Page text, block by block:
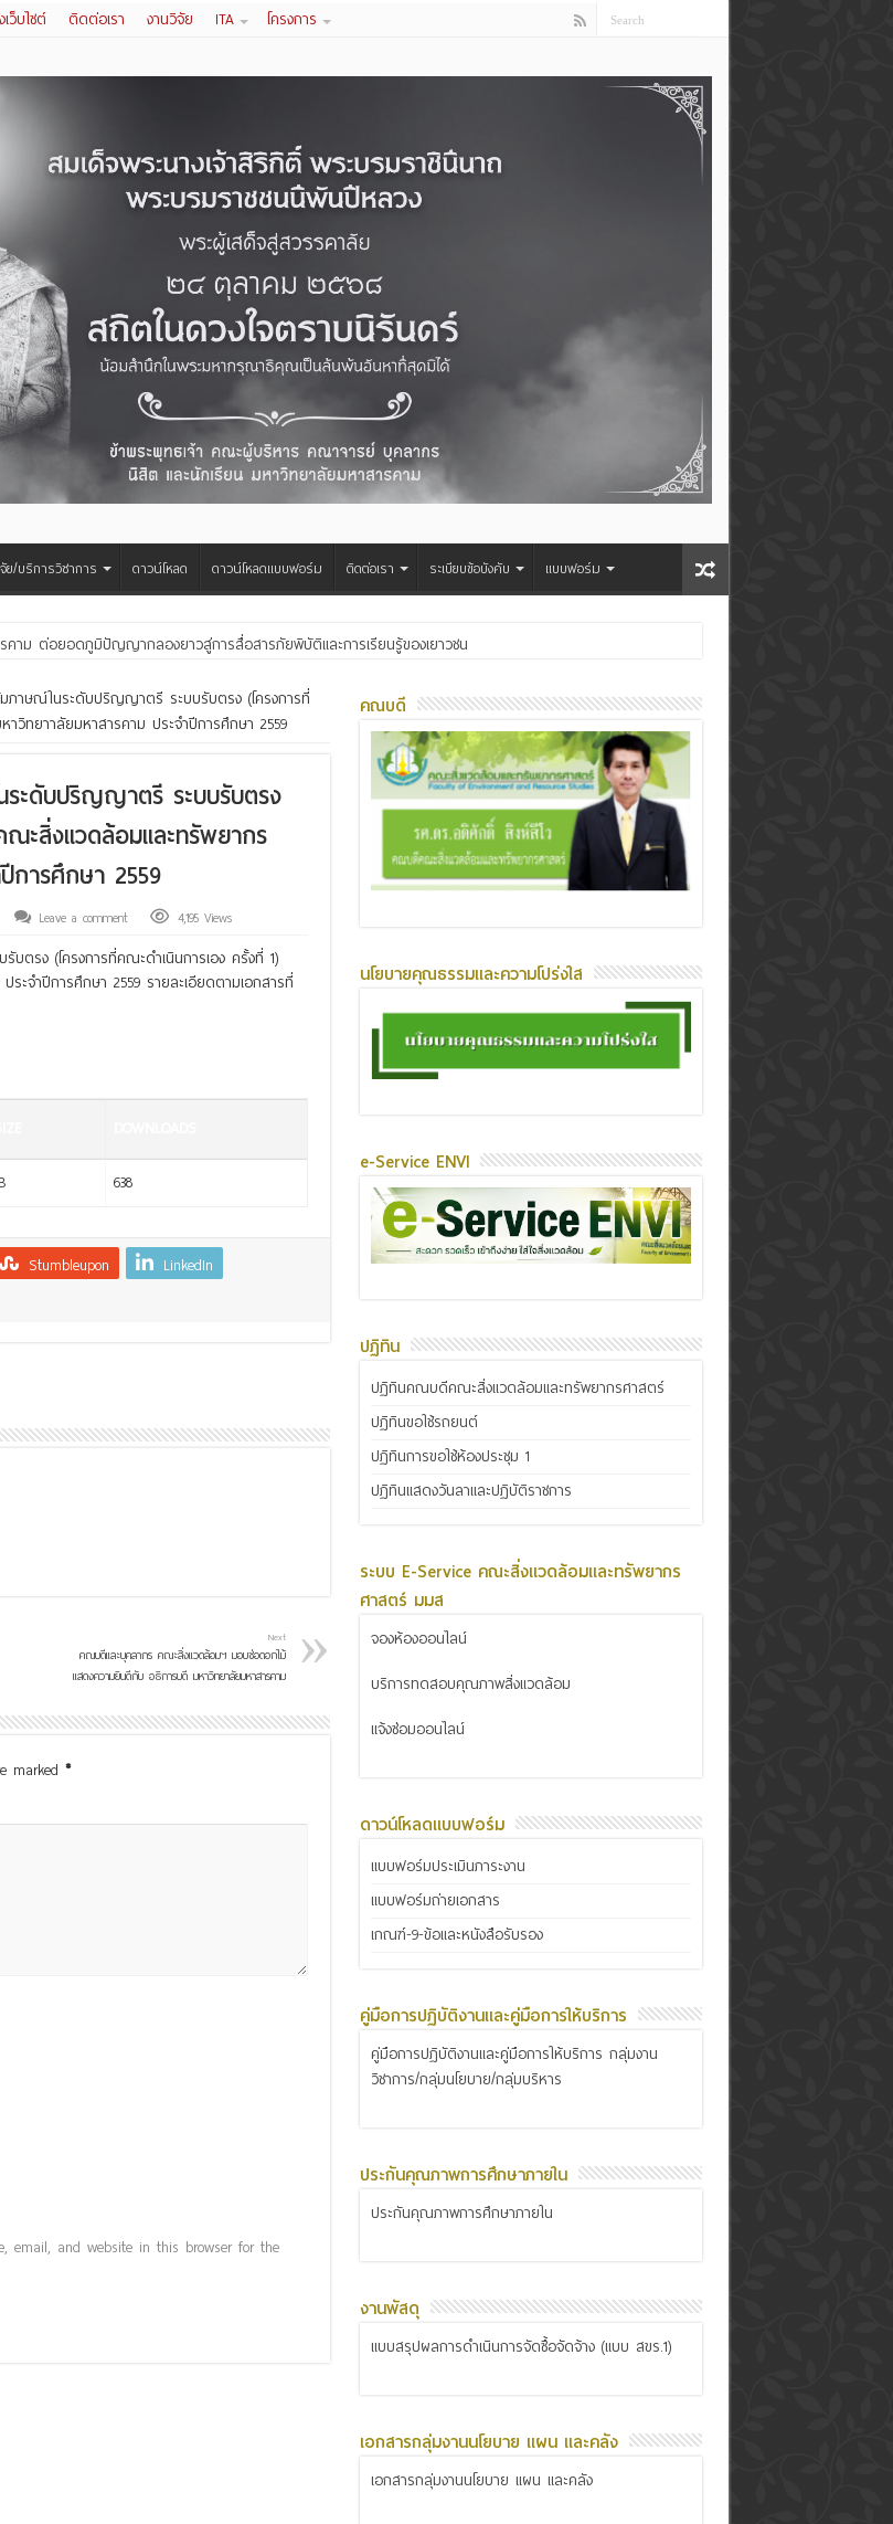
ว็บไซต์ ติดต่อเรา งานวิจัย ITA โครงการ
ย/บริการวิชาการ ดาวน์โหลด ดาวน์โหลดแบบฟอร์ม ติดต่อเรา ระเบียบข้อบังคับ แบบฟอร์ม
คาม ต่อยอดภูมิปัญญากลองยาวสู่การสื่อสารภัยพิบัติและการเรียนรู้ของเยาวชน
และเป็นมิตรต่อสิ่งแวดล้อม
ภาษณ์ในระดับปริญญาตรี ระบบรับตรง (โครงการที่
วิทยาาลัยมหาสารคาม ประจำปีการศึกษา 2559
ระดับปริญญาตรี ระบบรับตรง
ณะสิ่งแวดล้อมและทรัพยากร
การศึกษา 2559
Leave a comment 4,195 Views
ตรง (โครงการที่คณะดำเนินการเอง ครั้งที่ 1)
จำปีการศึกษา 2559 รายละเอียดตามเอกสารที่
638
Stumbleupon
LinkedIn
Next
คณบดีและบุคลากร คณะสิ่งแวดล้อมฯ มอบช่อดอกไม้
แสดงความยินดีกับ อธิการบดี มหาวิทยาลัยมหาสารคาม
marked *
email, and website in this browser for the
คณบดี
นโยบายคุณธรรมและความโปร่งใส
e-Service ENVI
ปฏิทิน
ปฏิทินคณบดีคณะสิ่งแวดล้อมและทรัพยากรศาสตร์
ปฏิทินขอใช้รถยนต์
ปฏิทินการขอใช้ห้องประชุม 1
ปฏิทินแสดงวันลาและปฏิบัติราชการ
ระบบ E-Service คณะสิ่งแวดล้อมและทรัพยากร
ศาสตร์ มมส
จองห้องออนไลน์
บริการทดสอบคุณภาพสิ่งแวดล้อม
แจ้งซ่อมออนไลน์
ดาวน์โหลดแบบฟอร์ม
แบบฟอร์มประเมินภาระงาน
แบบฟอร์มถ่ายเอกสาร
เกณฑ์-9-ข้อและหนังสือรับรอง
คู่มือการปฏิบัติงานและคู่มือการให้บริการ
คู่มือการปฏิบัติงานและคู่มือการให้บริการ กลุ่มงาน
วิชาการ/กลุ่มนโยบาย/กลุ่มบริหาร
ประกันคุณภาพการศึกษาภายใน
ประกันคุณภาพการศึกษาภายใน
งานพัสดุ
แบบสรุปผลการดำเนินการจัดซื้อจัดจ้าง (แบบ สขร.1)
เอกสารกลุ่มงานนโยบาย แผน และคลัง
เอกสารกลุ่มงานนโยบาย แผน และคลัง